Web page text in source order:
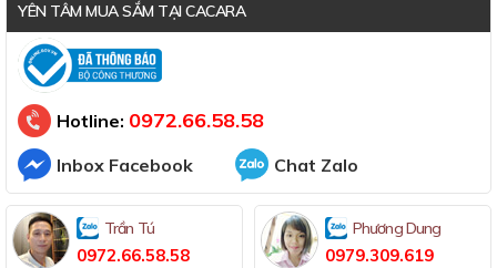
YÊN TÂM MUA SẮM TẠI CACARA
Đã thông báo Bộ Công Thương
Hotline: 0972.66.58.58
Inbox Facebook Chat Zalo
Trần Tú
0972.66.58.58
Phương Dung
0979.309.619